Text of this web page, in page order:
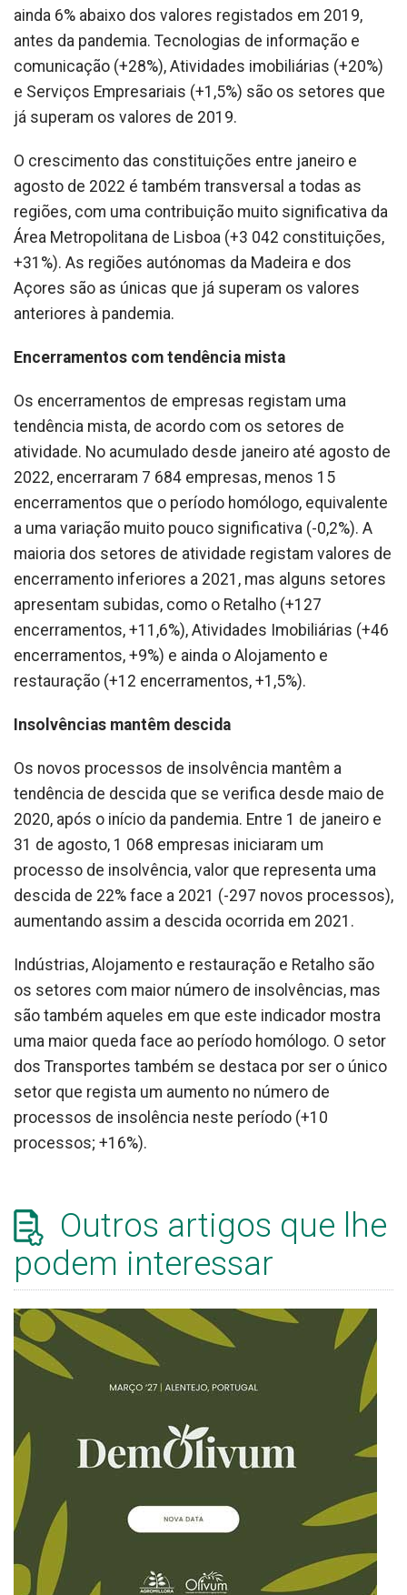
ainda 6% abaixo dos valores registados em 2019,
antes da pandemia. Tecnologias de informação e
comunicação (+28%), Atividades imobiliárias (+20%)
e Serviços Empresariais (+1,5%) são os setores que
já superam os valores de 2019.
O crescimento das constituições entre janeiro e
agosto de 2022 é também transversal a todas as
regiões, com uma contribuição muito significativa da
Área Metropolitana de Lisboa (+3 042 constituições,
+31%). As regiões autónomas da Madeira e dos
Açores são as únicas que já superam os valores
anteriores à pandemia.
Encerramentos com tendência mista
Os encerramentos de empresas registam uma
tendência mista, de acordo com os setores de
atividade. No acumulado desde janeiro até agosto de
2022, encerraram 7 684 empresas, menos 15
encerramentos que o período homólogo, equivalente
a uma variação muito pouco significativa (-0,2%). A
maioria dos setores de atividade registam valores de
encerramento inferiores a 2021, mas alguns setores
apresentam subidas, como o Retalho (+127
encerramentos, +11,6%), Atividades Imobiliárias (+46
encerramentos, +9%) e ainda o Alojamento e
restauração (+12 encerramentos, +1,5%).
Insolvências mantêm descida
Os novos processos de insolvência mantêm a
tendência de descida que se verifica desde maio de
2020, após o início da pandemia. Entre 1 de janeiro e
31 de agosto, 1 068 empresas iniciaram um
processo de insolvência, valor que representa uma
descida de 22% face a 2021 (-297 novos processos),
aumentando assim a descida ocorrida em 2021.
Indústrias, Alojamento e restauração e Retalho são
os setores com maior número de insolvências, mas
são também aqueles em que este indicador mostra
uma maior queda face ao período homólogo. O setor
dos Transportes também se destaca por ser o único
setor que regista um aumento no número de
processos de insolência neste período (+10
processos; +16%).
Outros artigos que lhe
podem interessar